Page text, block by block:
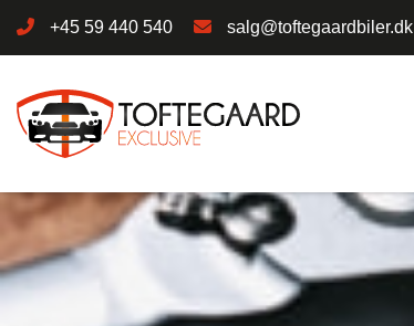
+45 59 440 540 salg@toftegaardbiler.dk